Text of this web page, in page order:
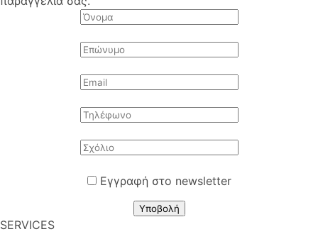
Εγγραφή στο newsletter
Υποβολή
SERVICES